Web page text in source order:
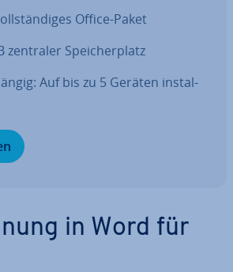
Office-Paket
zentraler Spei­cher­platz
Auf bis zu 5 Geräten in­stal­
in Word für